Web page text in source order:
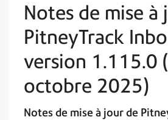
Notes de mise à
PitneyTrack
version 1.115.0
octobre 2025)
Notes de mise à jour de